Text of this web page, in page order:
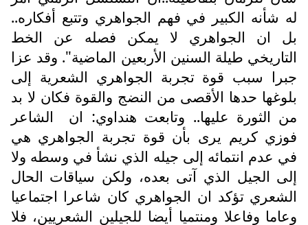
له شأنه الكبير في فهم الجواهري وتتبع أفكاره..
بل ان الجواهري لا يمكن فصله عن الخط
التاريخي طيلة السنين الأربعين الماضية". وقد عزا
جبرا سبب قوة تجربة الجواهري الشعرية إلى
بلوغها حدها الأقصى من النضج والقوة فكان لا بد
من الثورة عليها.. وتابعت هنداوي: ان
الشاعر
فوزي كريم يرى بأن قوة تجربة الجواهري هي
في عدم انتمائه إلى جيله الذي نشأ في وسطه ولا
إلى الجيل الذي آتى بعده، ولكن سياقات الحال
الشعري تؤكد ان الجواهري كان شاعرا اجتماعيا
وعاما وفاعلا ومنتميا أيضا للجيلين الشعريين، فلا